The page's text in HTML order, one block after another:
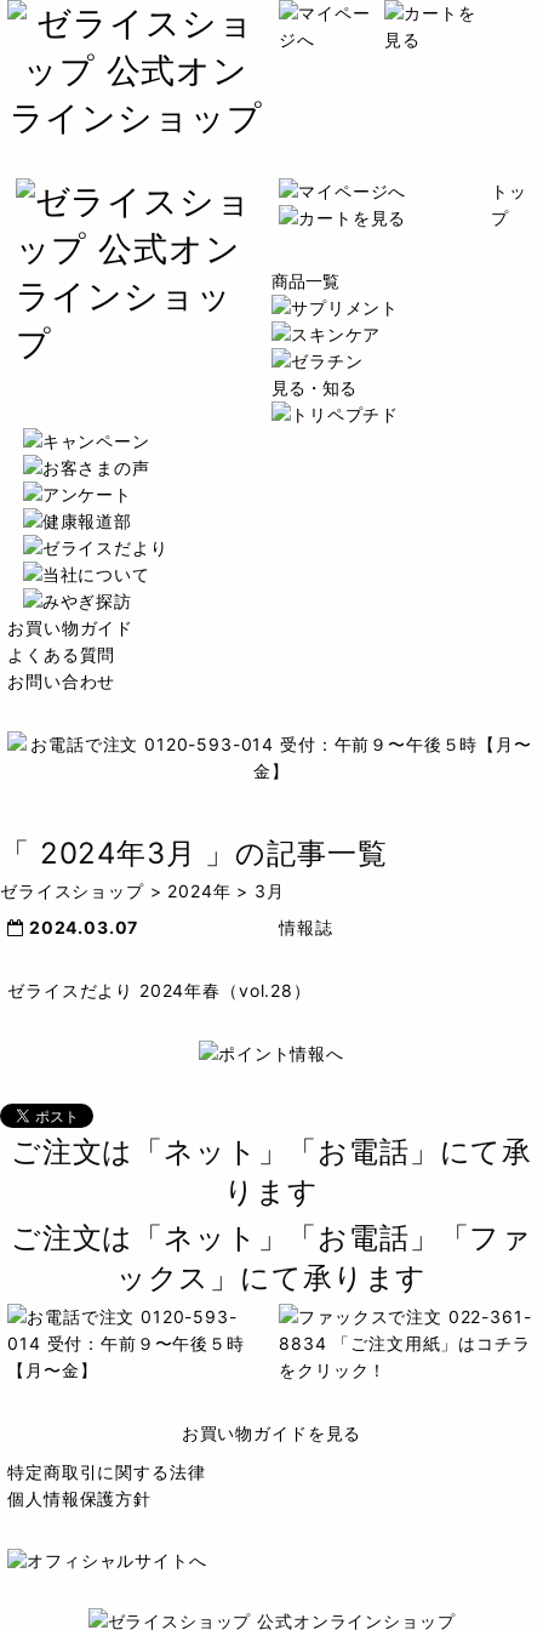
トッ
プ
商品一覧
見る・知る
お買い物ガイド
よくある質問
お問い合わせ
「 2024年3月 」の記事一覧
ゼライスショップ> 2024年 > 3月
2024.03.07
情報誌
ゼライスだより 2024年春（vol.28）
ご注文は「ネット」「お電話」にて承
ります
ご注文は「ネット」「お電話」「ファ
ックス」にて承ります
お買い物ガイドを見る
特定商取引に関する法律
個人情報保護方針